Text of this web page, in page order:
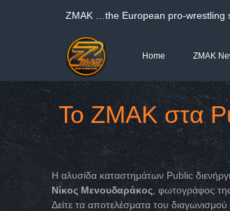
ΖΜΑΚ …the European pro-wrestling
Home ZMAK
Το ΖΜΑΚ στα
Η αλυσίδα καταστημάτων Public
Νίκος Μενουδαράκος , φωτογράφος
Δείτε τα αποτελέσματα του διαγωνισμού